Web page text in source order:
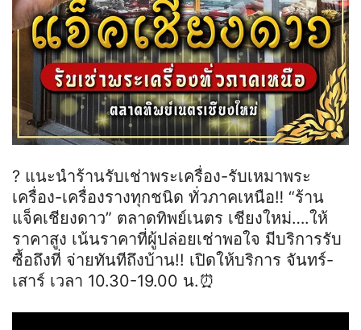
? แนะนำร้านรับเช่าพระเครื่อง-รับเหมาพระ
เครื่อง-เครื่องรางทุกชนิด ทั่วภาคเหนือ‼️ “ร้าน
แจ็คเชียงดาว” ตลาดทิพย์เนตร เชียงใหม่….ให้
ราคาสูง เน้นราคาที่ผู้ปล่อยเช่าพอใจ มีบริการรับ
ซื้อถึงที่ จ่ายทันทีถึงบ้าน!! เปิดให้บริการ จันทร์-
เสาร์ เวลา 10.30-19.00 น.⏰